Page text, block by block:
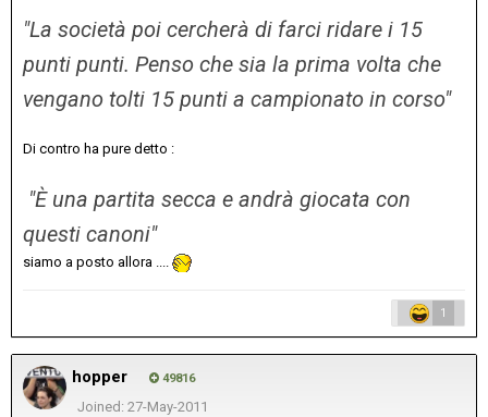
"La società poi cercherà di farci ridare i 15
punti punti. Penso che sia la prima volta che
vengano tolti 15 punti a campionato in corso"
Di contro ha pure detto :
"È una partita secca e andrà giocata con
questi canoni"
siamo a posto allora ....
1
hopper 49816
Joined: 27-May-2011